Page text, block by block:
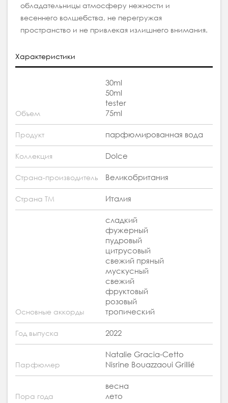
обладательницы атмосферу нежности и
весеннего волшебства, не перегружая
пространство и не привлекая излишнего внимания.
Характеристики
Объем
30ml
50ml
tester
75ml
Продукт парфюмированная вода
Коллекция Dolce
Страна-производитель Великобритания
Страна ТМ Италия
Основные аккорды
сладкий
фужерный
пудровый
цитрусовый
свежий пряный
мускусный
свежий
фруктовый
розовый
тропический
Год выпуска 2022
Парфюмер
Natalie Gracia-Cetto
Nisrine Bouazzaoui Grillié
Пора года
весна
лето